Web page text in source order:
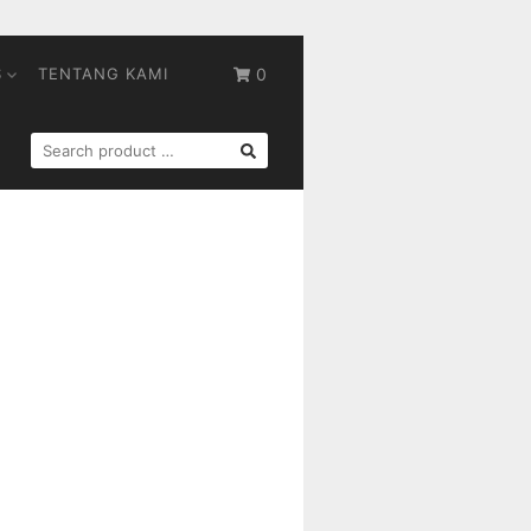
0
TENTANG KAMI
SEARCH
FOR: